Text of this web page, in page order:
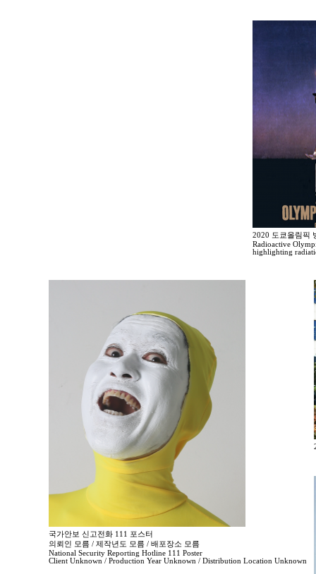
2020 도쿄올림픽
Radioactive
highlighting
국가안보 신고전화 111 포스터
의뢰인 모름 / 제작년도 모름 / 배포장소 모름
National Security Reporting Hotline 111 Poster
Client Unknown / Production Year Unknown / Distribution Location Unknown